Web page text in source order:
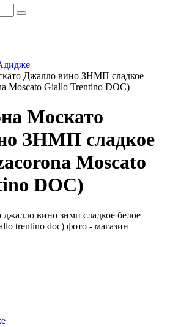
—
Джалло вино ЗНМП сладкое
Moscato Giallo Trentino DOC)
Москато
ЗНМП сладкое
Moscato
DOC)